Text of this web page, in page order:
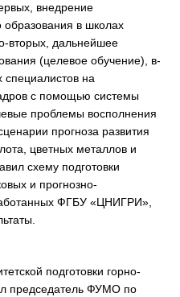
внедрение
образования в школах
вторых, дальнейшее
(целевое обучение), в-
на
с помощью системы
проблемы восполнения
прогноза развития
цветных металлов и
схему подготовки
и прогнозно-
ФГБУ «ЦНИГРИ»,
подготовки горно-
председатель ФУМО по